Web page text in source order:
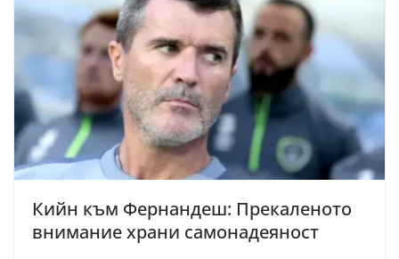
Кийн към Фернандеш: Прекаленото
внимание храни самонадеяност